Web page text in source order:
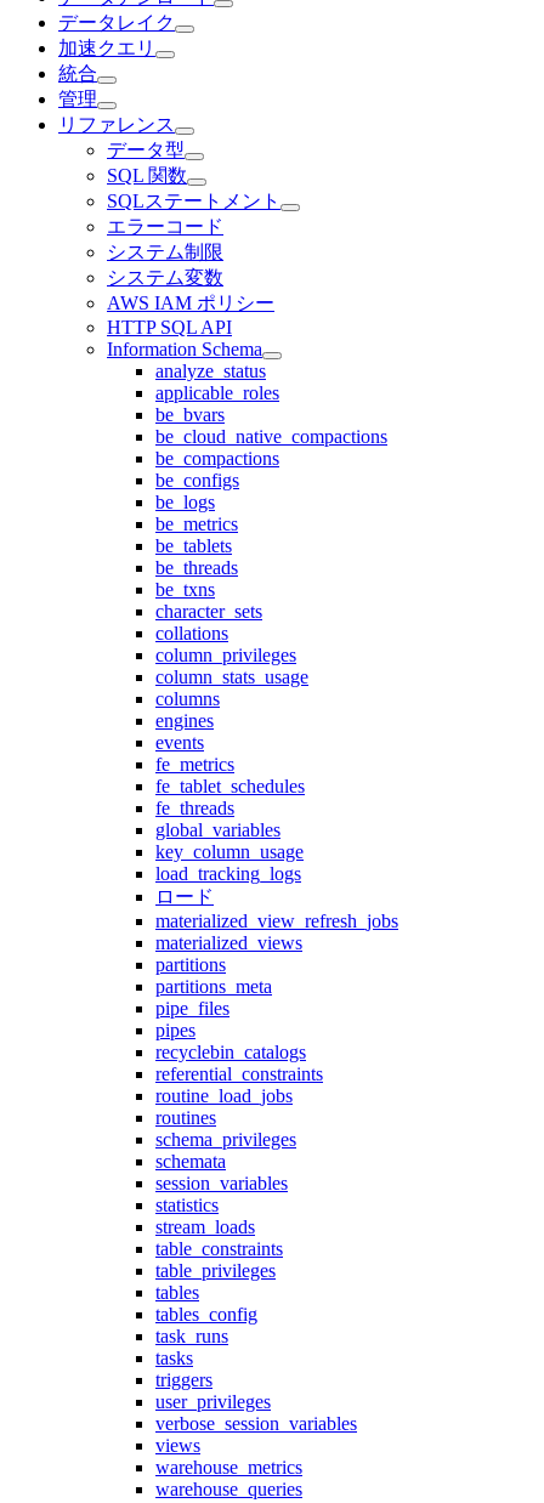
データレイク
加速クエリ
統合
管理
リファレンス
データ型
SQL 関数
SQLステートメント
エラーコード
システム制限
システム変数
AWS IAM ポリシー
HTTP SQL API
Information Schema
analyze_status
applicable_roles
be_bvars
be_cloud_native_compactions
be_compactions
be_configs
be_logs
be_metrics
be_tablets
be_threads
be_txns
character_sets
collations
column_privileges
column_stats_usage
columns
engines
events
fe_metrics
fe_tablet_schedules
fe_threads
global_variables
key_column_usage
load_tracking_logs
ロード
materialized_view_refresh_jobs
materialized_views
partitions
partitions_meta
pipe_files
pipes
recyclebin_catalogs
referential_constraints
routine_load_jobs
routines
schema_privileges
schemata
session_variables
statistics
stream_loads
table_constraints
table_privileges
tables
tables_config
task_runs
tasks
triggers
user_privileges
verbose_session_variables
views
warehouse_metrics
warehouse_queries